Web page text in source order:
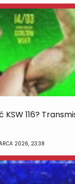
116?
2026, 23:38